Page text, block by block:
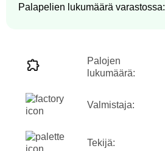
Palapelien lukumäärä varastossa:
Palojen
lukumäärä:
Valmistaja:
Tekijä: